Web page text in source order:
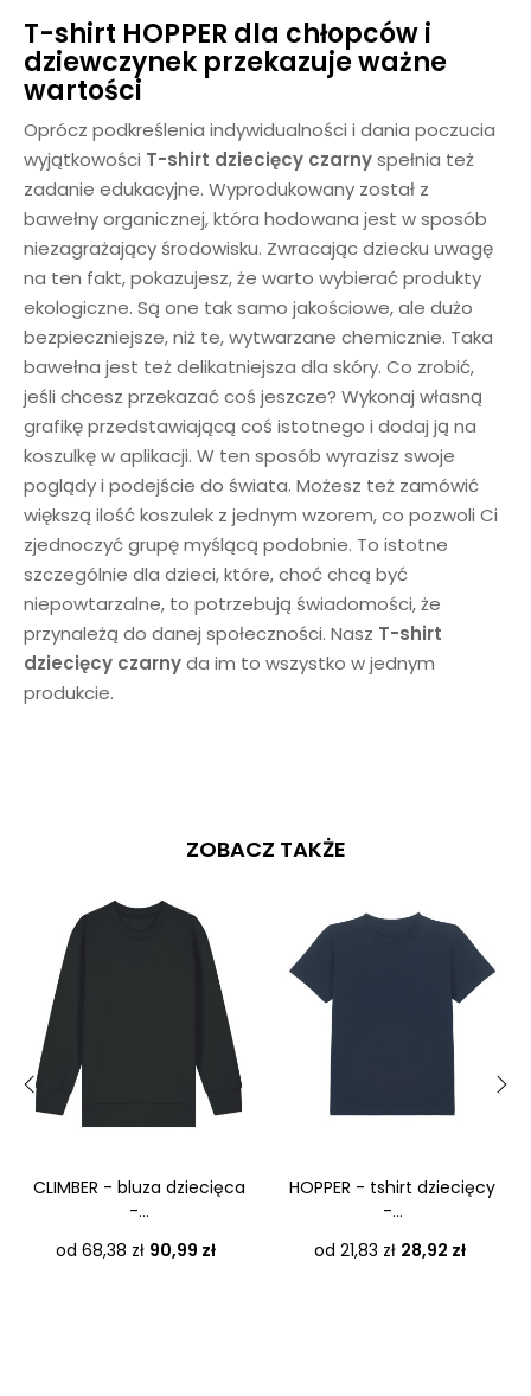
T-shirt HOPPER dla chłopców i
dziewczynek przekazuje ważne
wartości
Oprócz podkreślenia indywidualności i dania poczucia
wyjątkowości T-shirt dziecięcy czarnyspełnia też
zadanie edukacyjne. Wyprodukowany został z
bawełny organicznej, która hodowana jest w sposób
niezagrażający środowisku. Zwracając dziecku uwagę
na ten fakt, pokazujesz, że warto wybierać produkty
ekologiczne. Są one tak samo jakościowe, ale dużo
bezpieczniejsze, niż te, wytwarzane chemicznie. Taka
bawełna jest też delikatniejsza dla skóry. Co zrobić,
jeśli chcesz przekazać coś jeszcze? Wykonaj własną
grafikę przedstawiającą coś istotnego i dodaj ją na
koszulkę w aplikacji. W ten sposób wyrazisz swoje
poglądy i podejście do świata. Możesz też zamówić
większą ilość koszulek z jednym wzorem, co pozwoli Ci
zjednoczyć grupę myślącą podobnie. To istotne
szczególnie dla dzieci, które, choć chcą być
niepowtarzalne, to potrzebują świadomości, że
przynależą do danej społeczności. Nasz T-shirt
dziecięcy czarnyda im to wszystko w jednym
produkcie.
ZOBACZ TAKŻE
CLIMBER - bluza dziecięca
-...
od 68,38 zł Cena
90,99 zł
HOPPER - tshirt dziecięcy
-...
od 21,83 zł Cena
28,92 zł